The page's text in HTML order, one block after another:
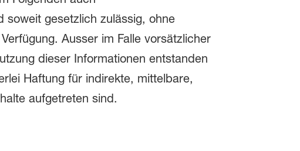
soweit gesetzlich zulässig, ohne
Ausser im Falle vorsätzlicher
dieser Informationen entstanden
Haftung für indirekte, mittelbare,
aufgetreten sind.